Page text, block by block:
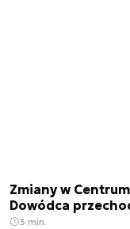
Zmiany w
Dowódca
3 min.